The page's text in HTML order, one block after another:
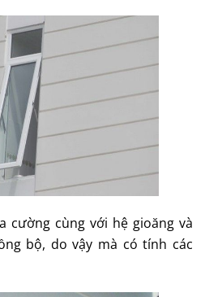
cường cùng với hệ gioăng và
bộ, do vậy mà có tính các